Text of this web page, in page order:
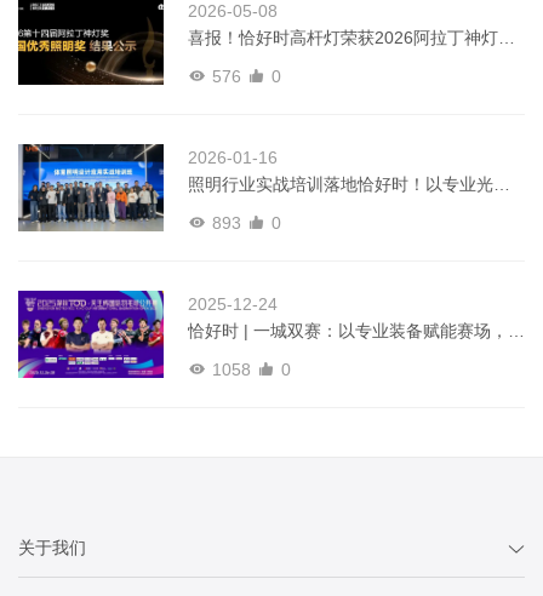
2026-05-08
喜报！恰好时高杆灯荣获2026阿拉丁神灯奖
576 0
2026-01-16
照明行业实战培训落地恰好时！以专业光影
893 0
2025-12-24
恰好时 | 一城双赛：以专业装备赋能赛场，点
1058 0
关于我们